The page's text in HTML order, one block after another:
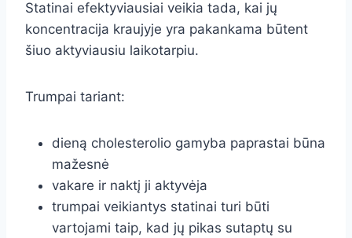
Statinai efektyviausiai veikia tada, kai jų
koncentracija kraujyje yra pakankama būtent
šiuo aktyviausiu laikotarpiu.
Trumpai tariant:
dieną cholesterolio gamyba paprastai būna
mažesnė
vakare ir naktį ji aktyvėja
trumpai veikiantys statinai turi būti
vartojami taip, kad jų pikas sutaptų su